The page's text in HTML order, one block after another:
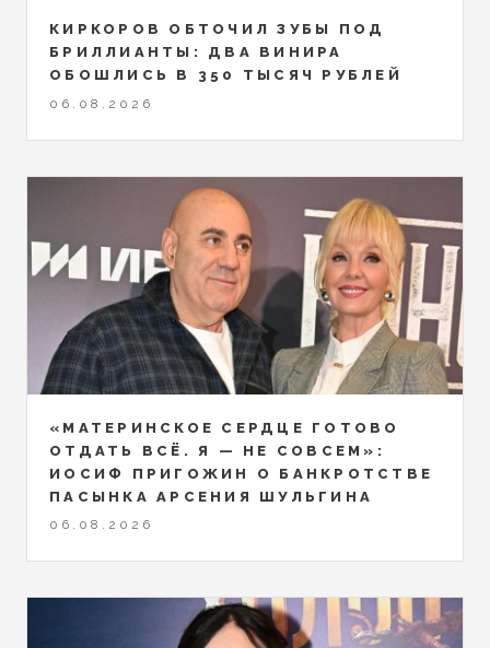
КИРКОРОВ ОБТОЧИЛ ЗУБЫ ПОД
БРИЛЛИАНТЫ: ДВА ВИНИРА
ОБОШЛИСЬ В 350 ТЫСЯЧ РУБЛЕЙ
06.08.2026
«МАТЕРИНСКОЕ СЕРДЦЕ ГОТОВО
ОТДАТЬ ВСЁ. Я — НЕ СОВСЕМ»:
ИОСИФ ПРИГОЖИН О БАНКРОТСТВЕ
ПАСЫНКА АРСЕНИЯ ШУЛЬГИНА
06.08.2026